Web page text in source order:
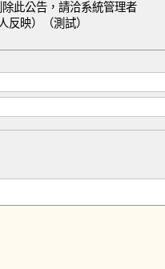
此公告，請洽系統管理者
反映）（測試）